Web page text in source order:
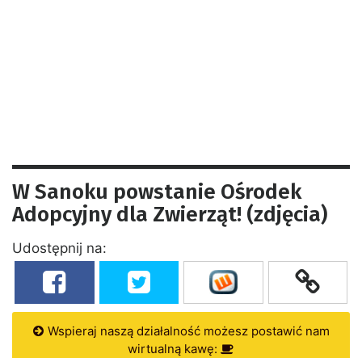
W Sanoku powstanie Ośrodek
Adopcyjny dla Zwierząt! (zdjęcia)
Udostępnij na:
Wspieraj naszą działalność możesz postawić nam
wirtualną kawę: